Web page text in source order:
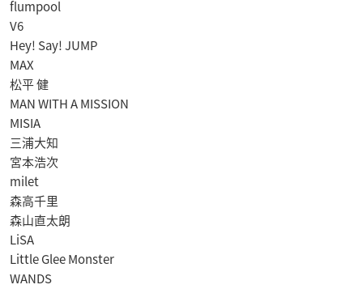
flumpool
V6
Hey! Say! JUMP
MAX
松平 健
MAN WITH A MISSION
MISIA
三浦大知
宮本浩次
milet
森高千里
森山直太朗
LiSA
Little Glee Monster
WANDS